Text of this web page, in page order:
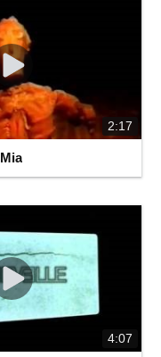
2:17
Mia
4:07